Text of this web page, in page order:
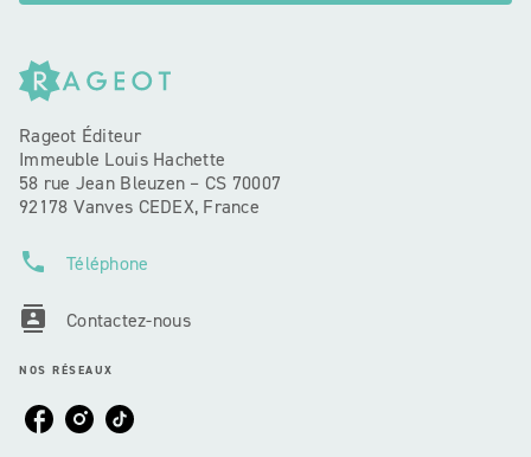
Rageot Éditeur
Immeuble Louis Hachette
58 rue Jean Bleuzen – CS 70007
92178 Vanves CEDEX, France
phone Téléphone
contacts Contactez-nous
NOS RÉSEAUX